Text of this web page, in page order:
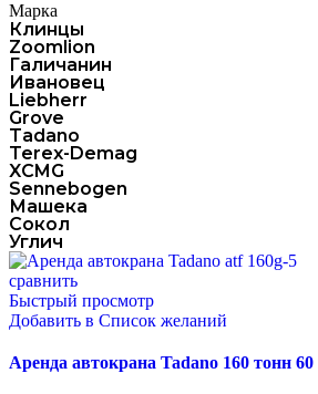
Марка
Клинцы
Zoomlion
Галичанин
Ивановец
Liebherr
Grove
Tadano
Terex-Demag
XCMG
Sennebogen
Машека
Сокол
Углич
сравнить
Быстрый просмотр
Добавить в Список желаний
Аренда автокрана Tadano 160 тонн